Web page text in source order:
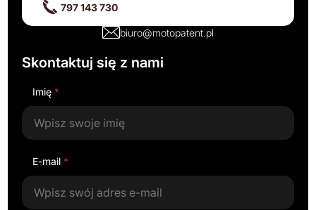
797 143 730
biuro@motopatent.pl
Skontaktuj się z nami
Imię *
E-mail *